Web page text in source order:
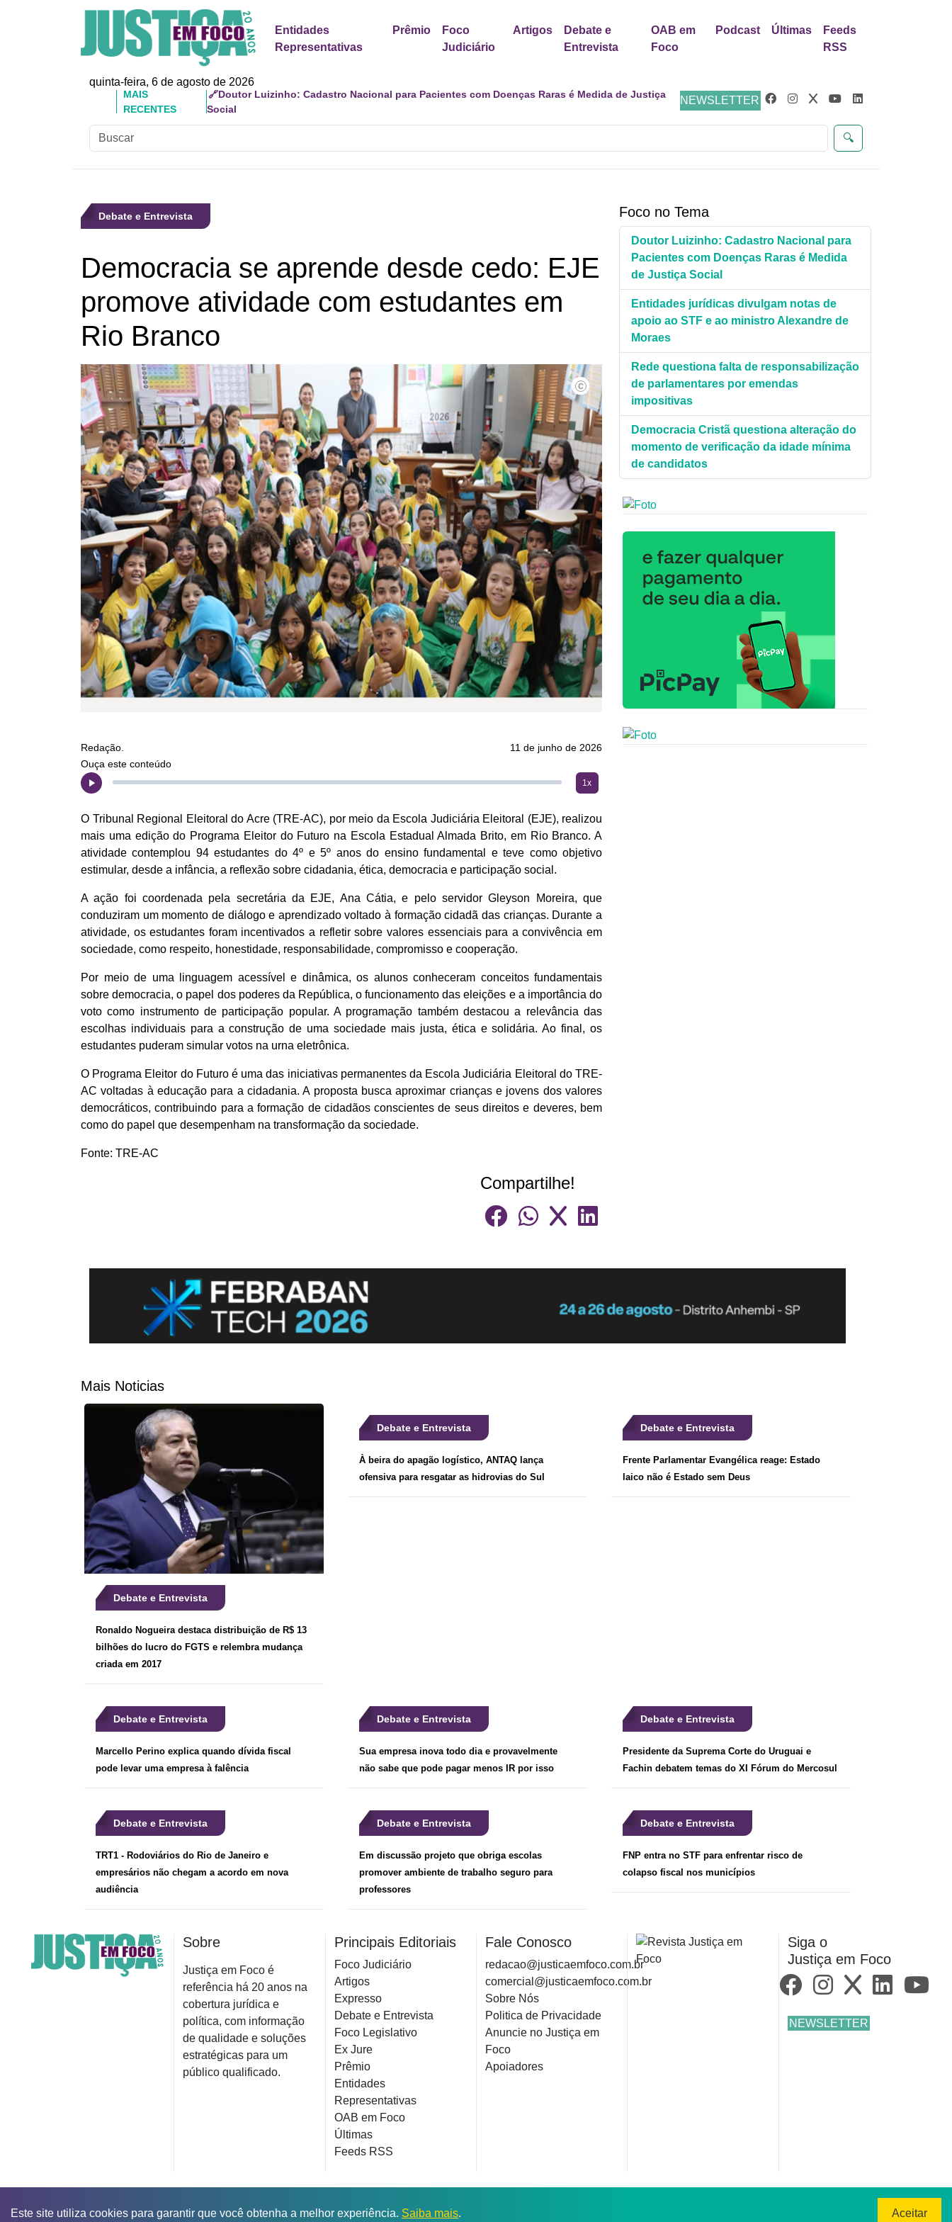
Entidades
Representativas
Prêmio
Foco
Judiciário
Artigos
Debate e
Entrevista
OAB em
Foco
Podcast Últimas
Feeds
RSS
quinta-feira, 6 de agosto de 2026
NEWSLETTER
🔍
MAIS RECENTES 🔗Entidades jurídicas divulgam notas de apoio ao STF e ao ministro Alexandre de Moraes
Debate e Entrevista
Democracia se aprende desde cedo: EJE
promove atividade com estudantes em
Rio Branco
Divulgação
Redação.
11 de junho de 2026
Ouça este conteúdo
1x
O Tribunal Regional Eleitoral do Acre (TRE-AC), por meio da Escola Judiciária Eleitoral (EJE), realizou
mais uma edição do Programa Eleitor do Futuro na Escola Estadual Almada Brito, em Rio Branco. A
atividade contemplou 94 estudantes do 4º e 5º anos do ensino fundamental e teve como objetivo
estimular, desde a infância, a reflexão sobre cidadania, ética, democracia e participação social.
A ação foi coordenada pela secretária da EJE, Ana Cátia, e pelo servidor Gleyson Moreira, que
conduziram um momento de diálogo e aprendizado voltado à formação cidadã das crianças. Durante a
atividade, os estudantes foram incentivados a refletir sobre valores essenciais para a convivência em
sociedade, como respeito, honestidade, responsabilidade, compromisso e cooperação.
Por meio de uma linguagem acessível e dinâmica, os alunos conheceram conceitos fundamentais
sobre democracia, o papel dos poderes da República, o funcionamento das eleições e a importância do
voto como instrumento de participação popular. A programação também destacou a relevância das
escolhas individuais para a construção de uma sociedade mais justa, ética e solidária. Ao final, os
estudantes puderam simular votos na urna eletrônica.
O Programa Eleitor do Futuro é uma das iniciativas permanentes da Escola Judiciária Eleitoral do TRE-
AC voltadas à educação para a cidadania. A proposta busca aproximar crianças e jovens dos valores
democráticos, contribuindo para a formação de cidadãos conscientes de seus direitos e deveres, bem
como do papel que desempenham na transformação da sociedade.
Fonte: TRE-AC
Compartilhe!
Foco no Tema
Doutor Luizinho: Cadastro Nacional para
Pacientes com Doenças Raras é Medida
de Justiça Social
Entidades jurídicas divulgam notas de
apoio ao STF e ao ministro Alexandre de
Moraes
Rede questiona falta de responsabilização
de parlamentares por emendas
impositivas
Democracia Cristã questiona alteração do
momento de verificação da idade mínima
de candidatos
Mais Noticias
Debate e Entrevista
Ronaldo Nogueira destaca distribuição de R$ 13
bilhões do lucro do FGTS e relembra mudança
criada em 2017
Debate e Entrevista
À beira do apagão logístico, ANTAQ lança
ofensiva para resgatar as hidrovias do Sul
Debate e Entrevista
Frente Parlamentar Evangélica reage: Estado
laico não é Estado sem Deus
Debate e Entrevista
Marcello Perino explica quando dívida fiscal
pode levar uma empresa à falência
Debate e Entrevista
Sua empresa inova todo dia e provavelmente
não sabe que pode pagar menos IR por isso
Debate e Entrevista
Presidente da Suprema Corte do Uruguai e
Fachin debatem temas do XI Fórum do Mercosul
Debate e Entrevista
TRT1 - Rodoviários do Rio de Janeiro e
empresários não chegam a acordo em nova
audiência
Debate e Entrevista
Em discussão projeto que obriga escolas
promover ambiente de trabalho seguro para
professores
Debate e Entrevista
FNP entra no STF para enfrentar risco de
colapso fiscal nos municípios
Sobre
Justiça em Foco é
referência há 20 anos na
cobertura jurídica e
política, com informação
de qualidade e soluções
estratégicas para um
público qualificado.
Principais Editoriais
Foco Judiciário
Artigos
Expresso
Debate e Entrevista
Foco Legislativo
Ex Jure
Prêmio
Entidades
Representativas
OAB em Foco
Últimas
Feeds RSS
Fale Conosco
redacao@justicaemfoco.com.br
comercial@justicaemfoco.com.br
Sobre Nós
Politica de Privacidade
Anuncie no Justiça em
Foco
Apoiadores
Siga o
Justiça em Foco
NEWSLETTER
Este site utiliza cookies para garantir que você obtenha a melhor experiência. Saiba mais. Aceitar